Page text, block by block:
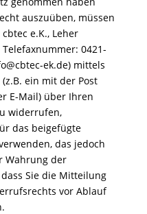
auszuüben, müssen
e.K., Leher
0421-
ek.de) mittels
ein mit der Post
E-Mail) über Ihren
widerrufen,
das beigefügte
das jedoch
Wahrung der
Sie die Mitteilung
vor Ablauf